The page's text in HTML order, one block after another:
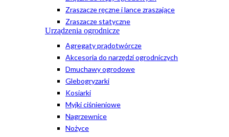
Zraszacze ręczne i lance zraszające
Zraszacze statyczne
Urządzenia ogrodnicze
Agregaty prądotwórcze
Akcesoria do narzędzi ogrodniczych
Dmuchawy ogrodowe
Glebogryzarki
Kosiarki
Myjki ciśnieniowe
Nagrzewnice
Nożyce